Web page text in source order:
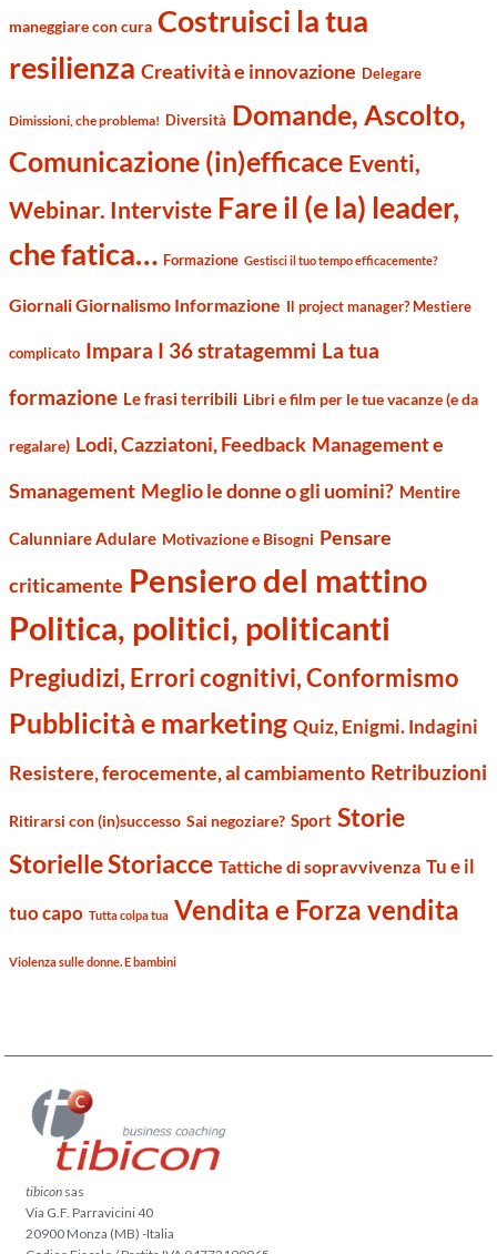
maneggiare con cura Costruisci la tua
resilienza Creatività e innovazione Delegare
Dimissioni, che problema! Diversità Domande, Ascolto,
Comunicazione (in)efficace Eventi,
Webinar. Interviste Fare il (e la) leader,
che fatica… Formazione Gestisci il tuo tempo efficacemente?
Giornali Giornalismo Informazione Il project manager? Mestiere
complicato Impara I 36 stratagemmi La tua
formazione Le frasi terribili Libri e film per le tue vacanze (e da
regalare) Lodi, Cazziatoni, Feedback Management e
Smanagement Meglio le donne o gli uomini? Mentire
Calunniare Adulare Motivazione e Bisogni Pensare
criticamente Pensiero del mattino
Politica, politici, politicanti
Pregiudizi, Errori cognitivi, Conformismo
Pubblicità e marketing Quiz, Enigmi. Indagini
Resistere, ferocemente, al cambiamento Retribuzioni
Ritirarsi con (in)successo Sai negoziare? Sport Storie
Storielle Storiacce Tattiche di sopravvivenza Tu e il
tuo capo Tutta colpa tua Vendita e Forza vendita
Violenza sulle donne. E bambini
tibicon sas
Via G.F. Parravicini 40
20900 Monza (MB) -Italia